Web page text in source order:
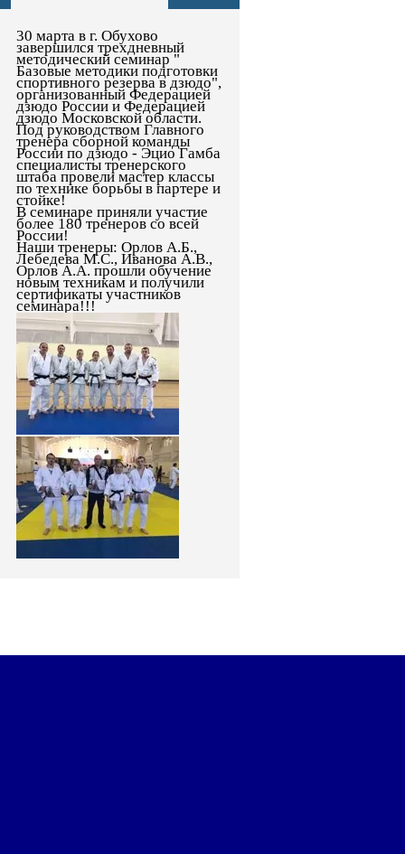
30 марта в г. Обухово
завершился трехдневный
методический семинар "
Базовые методики подготовки
спортивного резерва в дзюдо",
организованный Федерацией
дзюдо России и Федерацией
дзюдо Московской области.
Под руководством Главного
тренера сборной команды
России по дзюдо - Эцио Гамба
специалисты тренерского
штаба провели мастер классы
по технике борьбы в партере и
стойке!
В семинаре приняли участие
более 180 тренеров со всей
России!
Наши тренеры: Орлов А.Б.,
Лебедева М.С., Иванова А.В.,
Орлов А.А. прошли обучение
новым техникам и получили
сертификаты участников
семинара!!!